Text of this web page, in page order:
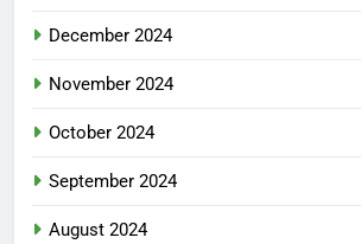
December 2024
November 2024
October 2024
September 2024
August 2024